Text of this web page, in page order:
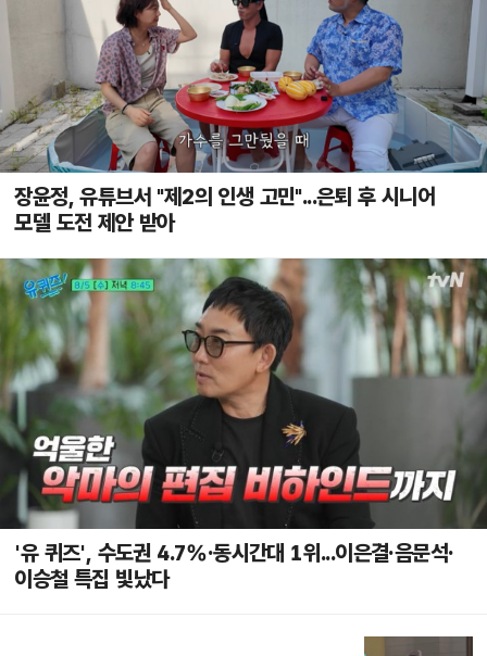
장윤정, 유튜브서 "제2의 인생 고민"...은퇴 후 시니어
모델 도전 제안 받아
'유 퀴즈', 수도권 4.7%·동시간대 1위...이은결·음문석·
이승철 특집 빛났다